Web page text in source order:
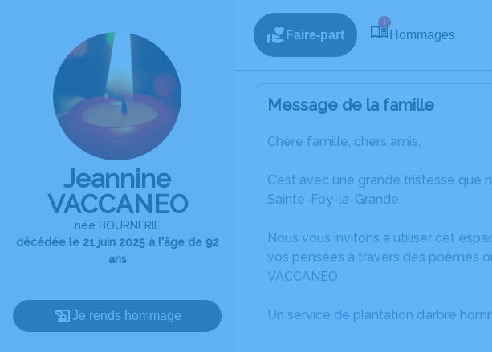
Jeannine
VACCANEO
née BOURNERIE
décédée le 21 juin 2025 à l'âge de 92
ans
Je rends hommage
Faire-part
1
Hommages
Message de la famille
Chère famille, chers amis,
C’est avec une grande tristesse que
Sainte-Foy-la-Grande.
Nous vous invitons à utiliser cet
vos pensées à travers des poèmes
VACCANEO.
Un service de plantation d’arbre